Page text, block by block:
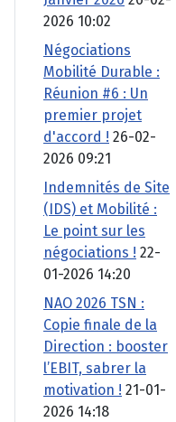
2026 10:02
Négociations
Mobilité Durable :
Réunion #6 : Un
premier projet
d'accord ! 26-02-
2026 09:21
Indemnités de Site
(IDS) et Mobilité :
Le point sur les
négociations ! 22-
01-2026 14:20
NAO 2026 TSN :
Copie finale de la
Direction : booster
l’EBIT, sabrer la
motivation ! 21-01-
2026 14:18